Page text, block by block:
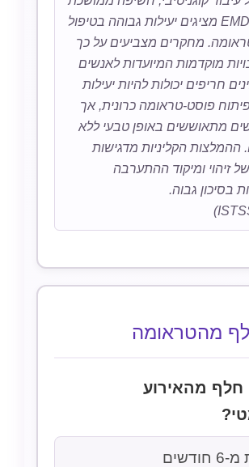
וטיפול EMDR מציגים יעילות גבוהה בטיפול
מחקרים מצביעים על כך
מוקדמות המיועדות לאנשים
חריפים יכולות להיות יעילות
פוסט-טראומה כרונית, אך
מתאוששים באופן טבעי ללא
הקליניות מדגישות
זיהוי ומיקוד ההתערבה
בסיכון גבוה.
מהטראומה
חלף מהאירוע